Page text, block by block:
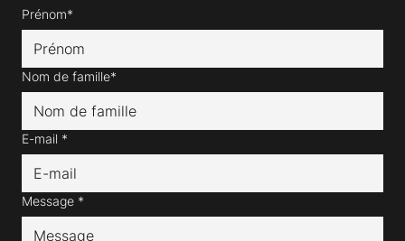
Prénom*
Nom de famille*
E-mail *
Message *